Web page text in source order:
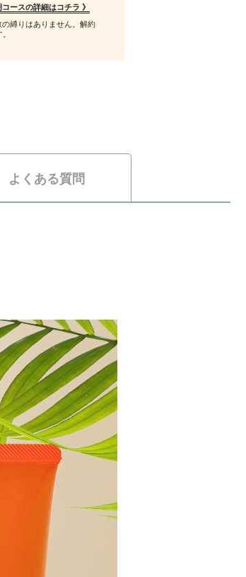
コースの詳細はコチラ 》
縛りはありません。解約
よくある質問